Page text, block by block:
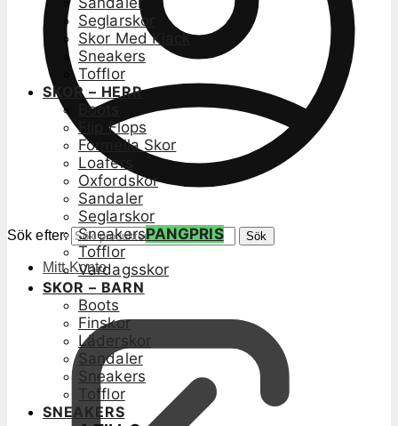
Sök efter: Sök
Mitt Konto
Seglarskor
Skor Med Klack
Sneakers
Tofflor
SKOR – HERR
Boots
Flip Flops
Formella Skor
Loafers
Oxfordskor
Sandaler
Seglarskor
SneakersPANGPRIS
Tofflor
Vardagsskor
SKOR – BARN
Boots
Finskor
Läderskor
Sandaler
Sneakers
Tofflor
SNEAKERS